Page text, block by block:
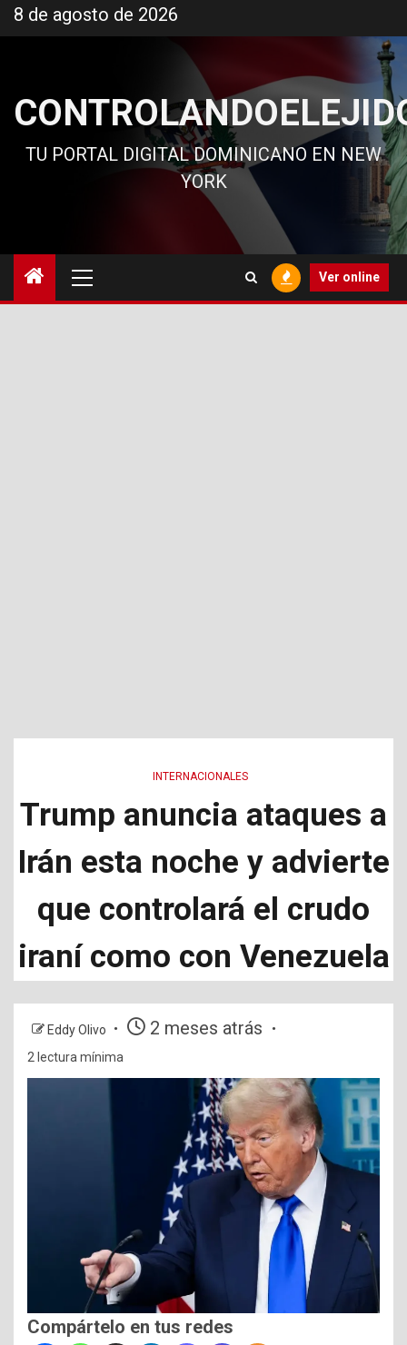
al
8 de agosto de 2026
TU PORTAL DIGITAL DOMINICANO EN NEW
YORK
principal
Ver online
INTERNACIONALES
Trump anuncia ataques a
Irán esta noche y advierte
que controlará el crudo
iraní como con Venezuela
Eddy Olivo 2 meses atrás
2 lectura mínima
Compártelo en tus redes